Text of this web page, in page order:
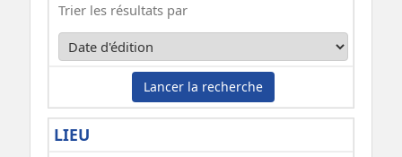
Trier les résultats par
Lancer la recherche
LIEU